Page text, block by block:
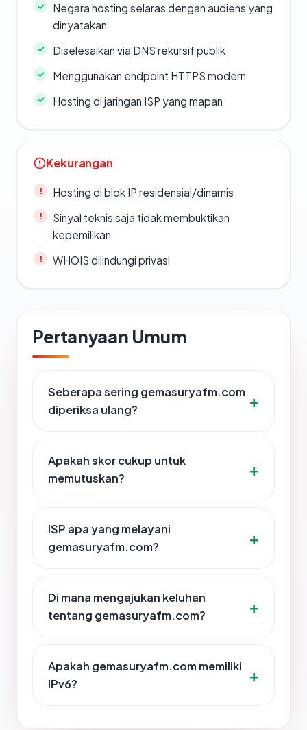
Negara hosting selaras dengan audiens yang
dinyatakan
Diselesaikan via DNS rekursif publik
Menggunakan endpoint HTTPS modern
Hosting di jaringan ISP yang mapan
Kekurangan
Hosting di blok IP residensial/dinamis
Sinyal teknis saja tidak membuktikan
kepemilikan
WHOIS dilindungi privasi
Pertanyaan Umum
Seberapa sering gemasuryafm.com
diperiksa ulang?
Apakah skor cukup untuk
memutuskan?
ISP apa yang melayani
gemasuryafm.com?
Di mana mengajukan keluhan
tentang gemasuryafm.com?
Apakah gemasuryafm.com memiliki
IPv6?